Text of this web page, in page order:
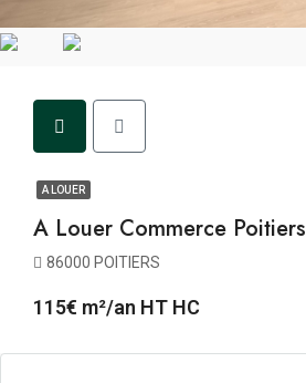
A LOUER
A Louer Commerce Poitiers
86000 POITIERS
115€ m²/an HT HC